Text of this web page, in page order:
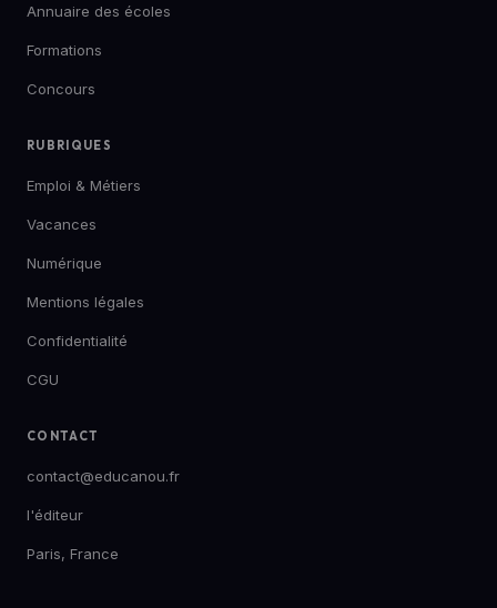
Annuaire des écoles
Formations
Concours
RUBRIQUES
Emploi & Métiers
Vacances
Numérique
Mentions légales
Confidentialité
CGU
CONTACT
contact@educanou.fr
l'éditeur
Paris, France